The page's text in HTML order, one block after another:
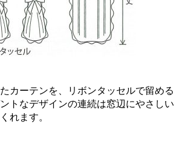
カーテンを、リボンタッセルで留める
トなデザインの連続は窓辺にやさしい
れます。